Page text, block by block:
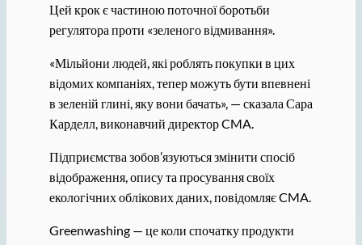
Цей крок є частиною поточної боротьби
регулятора проти «зеленого відмивання».
«Мільйони людей, які роблять покупки в цих
відомих компаніях, тепер можуть бути впевнені
в зеленій глині, яку вони бачать», — сказала Сара
Карделл, виконавчий директор CMA.
Підприємства зобов’язуються змінити спосіб
відображення, опису та просування своїх
екологічних облікових даних, повідомляє CMA.
Greenwashing — це коли спочатку продукти